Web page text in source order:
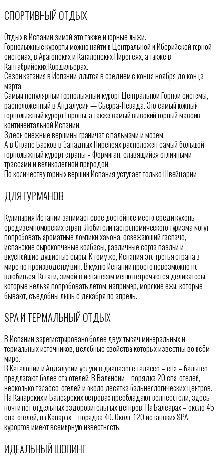
СПОРТИВНЫЙ ОТДЫХ
Отдых в Испании зимой это также и горные лыжи.
Горнолыжные курорты можно найти в Центральной и Иберийской горной
системах, в Арагонских и Каталонских Пиренеях, а также в
Кантабрийских Кордильерах.
Сезон катания в Испании длится в среднем с конца ноября до конца
марта.
Самый популярный горнолыжный курорт Центральной Горной системы,
расположенный в Андалусии — Сьерра-Невада. Это самый южный
горнолыжный курорт Европы, а также самый высокий горный массив
континентальной Испании.
Здесь снежные вершины граничат с пальмами и морем.
А в Стране Басков в Западных Пиренеях расположен самый большой
горнолыжный курорт страны – Формиган, славящийся отличными
трассами и великолепной природой.
По количеству горных вершин Испания уступает только Швейцарии.
ДЛЯ ГУРМАНОВ
Кулинария Испании занимает своё достойное место среди кухонь
средиземноморских стран. Любители гастрономического туризма могут
попробовать ароматные ломтики хамона, освежающий гаспачо,
испанские сырокопченые колбасы, различные сорта паэльи и
вкуснейшие душистые сыры. К тому же, Испания это третья страна в
мире по производству вин. В кухню Испании просто невозможно не
влюбиться. Кстати, зимой в испанском меню встречаются деликатесы,
которые нельзя попробовать летом, например, морские ежи, которые
бывают, съедобны лишь с декабря по апрель.
SPA И ТЕРМАЛЬНЫЙ ОТДЫХ
В Испании зарегистрировано более двух тысяч минеральных и
термальных источников, целебные свойства которых известны во всём
мире.
В Каталонии и Андалусии услуги в диапазоне талассо – спа – бальнео
предлагают более ста отелей. В Валенсии – порядка 20 спа-отелей,
несколько талассо-отелей и около десятка бальнеологических центров.
На Канарских и Балеарских островах преобладают велнесотели, здесь
почти нет отдельных оздоровительных центров. На Балеарах – около 45
спа-отелей, на Канарах – порядка 40. Около 120 испанских SPA-
курортов имеют всемирную известность.
ИДЕАЛЬНЫЙ ШОПИНГ